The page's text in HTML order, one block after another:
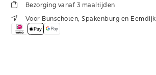
Bezorging vanaf 3 maaltijden
Voor Bunschoten, Spakenburg en Eemdijk